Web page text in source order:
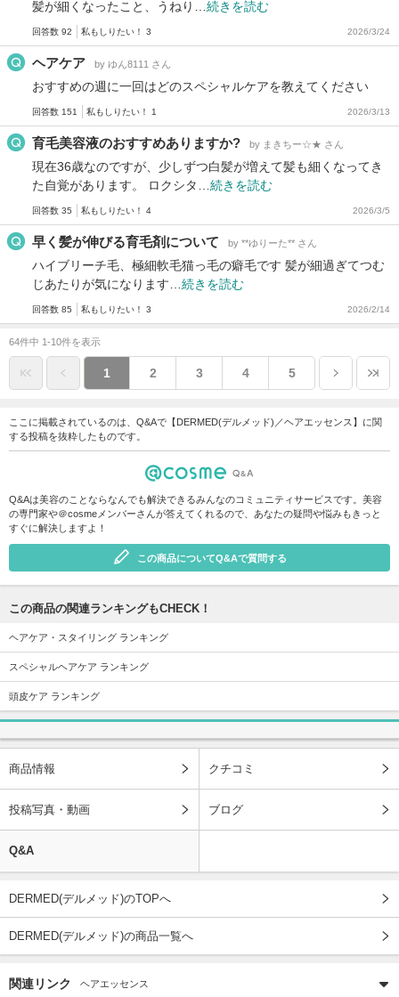
髪が細くなったこと、うねり… 続きを読む
回答数 92 私もしりたい！ 3 2026/3/24
ヘアケア by ゆん8111 さん
おすすめの週に一回はどのスペシャルケアを教えてください
回答数 151 私もしりたい！ 1 2026/3/13
育毛美容液のおすすめありますか? by まきちー☆★ さん
現在36歳なのですが、少しずつ白髪が増えて髪も細くなってき
た自覚があります。 ロクシタ… 続きを読む
回答数 35 私もしりたい！ 4 2026/3/5
早く髪が伸びる育毛剤について by **ゆりーた** さん
ハイブリーチ毛、極細軟毛猫っ毛の癖毛です 髪が細過ぎてつむ
じあたりが気になります… 続きを読む
回答数 85 私もしりたい！ 3 2026/2/14
64件中 1-10件を表示
1 2 3 4 5
ここに掲載されているのは、Q&Aで【DERMED(デルメッド)／ヘアエッセンス】に関
する投稿を抜粋したものです。
Q&Aは美容のことならなんでも解決できるみんなのコミュニティサービスです。美容
の専門家や＠cosmeメンバーさんが答えてくれるので、あなたの疑問や悩みもきっと
すぐに解決しますよ！
この商品についてQ&Aで質問する
この商品の関連ランキングもCHECK！
ヘアケア・スタイリング ランキング
スペシャルヘアケア ランキング
頭皮ケア ランキング
商品情報 クチコミ
投稿写真・動画 ブログ
Q&A
DERMED(デルメッド)のTOPへ
DERMED(デルメッド)の商品一覧へ
関連リンク ヘアエッセンス